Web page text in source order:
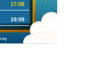
17:58
19:09